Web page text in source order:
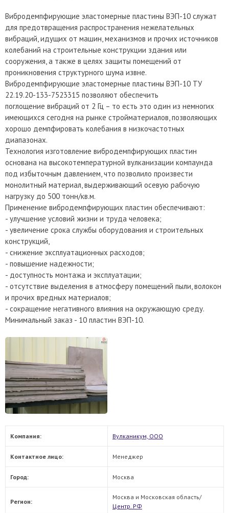
Вибродемпфирующие эластомерные пластины ВЭП-10 служат
для предотвращения распространения нежелательных
вибраций, идущих от машин, механизмов и прочих источников
колебаний на строительные конструкции здания или
сооружения, а также в целях защиты помещений от
проникновения структурного шума извне.
Вибродемпфирующие эластомерные пластины ВЭП-10 ТУ
22.19.20-133-7523315 позволяют обеспечить
поглощение вибраций от 2 Гц – то есть это один из немногих
имеющихся сегодня на рынке стройматериалов, позволяющих
хорошо демпфировать колебания в низкочастотных
диапазонах.
Технология изготовление вибродемпфирующих пластин
основана на высокотемпературной вулканизации компаунда
под избыточным давлением, что позволило произвести
монолитный материал, выдерживающий осевую рабочую
нагрузку до 500 тонн/кв.м.
Применение вибродемпфирующих пластин обеспечивают:
- улучшение условий жизни и труда человека;
- увеличение срока службы оборудования и строительных
конструкций,
- снижение эксплуатационных расходов;
- повышение надежности;
- доступность монтажа и эксплуатации;
- отсутствие выделения в атмосферу помещений пыли, волокон
и прочих вредных материалов;
- сокращение негативного влияния на окружающую среду.
Минимальный заказ - 10 пластин ВЭП-10.
Компания: Вулканикум, ООО
Контактное лицо: Менеджер
Город: Москва
Регион:
Москва и Московская область/
Центр. РФ